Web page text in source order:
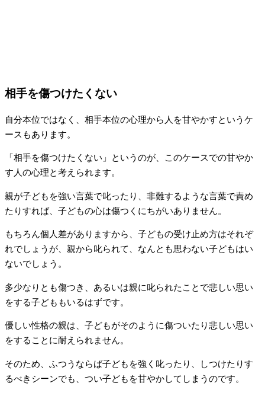
相手を傷つけたくない
自分本位ではなく、相手本位の心理から人を甘やかすというケ
ースもあります。
「相手を傷つけたくない」というのが、このケースでの甘やか
す人の心理と考えられます。
親が子どもを強い言葉で叱ったり、非難するような言葉で責め
たりすれば、子どもの心は傷つくにちがいありません。
もちろん個人差がありますから、子どもの受け止め方はそれぞ
れでしょうが、親から叱られて、なんとも思わない子どもはい
ないでしょう。
多少なりとも傷つき、あるいは親に叱られたことで悲しい思い
をする子どももいるはずです。
優しい性格の親は、子どもがそのように傷ついたり悲しい思い
をすることに耐えられません。
そのため、ふつうならば子どもを強く叱ったり、しつけたりす
るべきシーンでも、つい子どもを甘やかしてしまうのです。